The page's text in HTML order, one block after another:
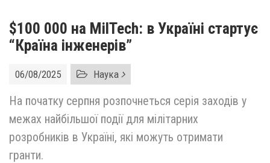
$100 000 на MilTech: в Україні стартує
“Країна інженерів”
06/08/2025 Наука
На початку серпня розпочнеться серія заходів у
межах найбільшої події для мілітарних
розробників в Україні, які можуть отримати
гранти.